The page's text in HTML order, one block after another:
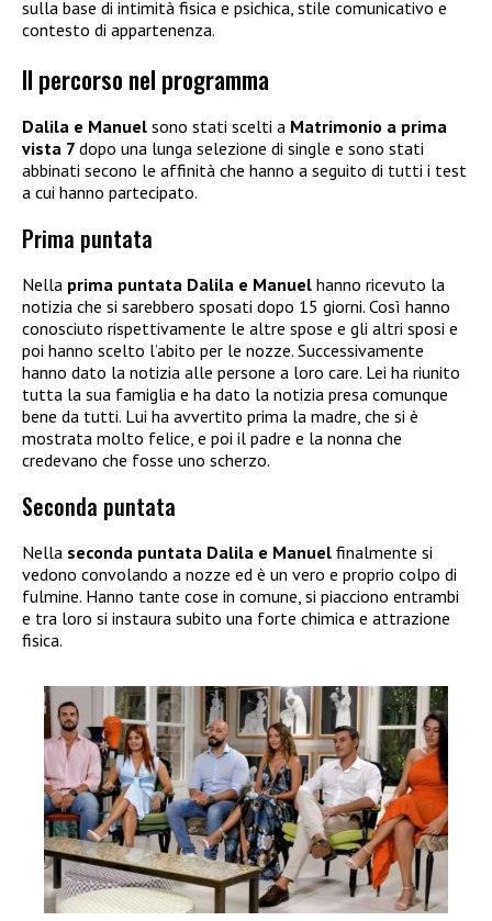
sulla base di intimità fisica e psichica, stile comunicativo e
contesto di appartenenza.
Il percorso nel programma
Dalila e Manuel sono stati scelti a Matrimonio a prima
vista 7 dopo una lunga selezione di single e sono stati
abbinati secono le affinità che hanno a seguito di tutti i test
a cui hanno partecipato.
Prima puntata
Nella prima puntata Dalila e Manuel hanno ricevuto la
notizia che si sarebbero sposati dopo 15 giorni. Così hanno
conosciuto rispettivamente le altre spose e gli altri sposi e
poi hanno scelto l’abito per le nozze. Successivamente
hanno dato la notizia alle persone a loro care. Lei ha riunito
tutta la sua famiglia e ha dato la notizia presa comunque
bene da tutti. Lui ha avvertito prima la madre, che si è
mostrata molto felice, e poi il padre e la nonna che
credevano che fosse uno scherzo.
Seconda puntata
Nella seconda puntata Dalila e Manuel finalmente si
vedono convolando a nozze ed è un vero e proprio colpo di
fulmine. Hanno tante cose in comune, si piacciono entrambi
e tra loro si instaura subito una forte chimica e attrazione
fisica.